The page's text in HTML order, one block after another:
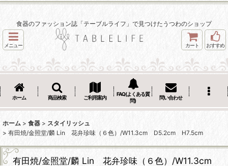
食器のファッション誌「テーブルライフ」で見つけたうつわのショップ
メニュー カート おすすめ
ホーム 商品検索 ご利用案内
FAQ(よくある質
問)
問い合わせ
ホーム > 食器 > スタイリッシュ
> 有田焼/金照堂/麟 Lin 花弁珍味（６色）/W11.3cm D5.2cm H7.5cm
有田焼/金照堂/麟 Lin 花弁珍味（６色）/W11.3cm